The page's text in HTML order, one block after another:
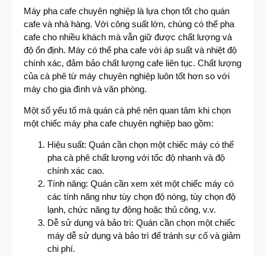
Máy pha cafe chuyên nghiệp là lựa chọn tốt cho quán
cafe và nhà hàng. Với công suất lớn, chúng có thể pha
cafe cho nhiều khách mà vẫn giữ được chất lượng và
độ ổn định. Máy có thể pha cafe với áp suất và nhiệt độ
chính xác, đảm bảo chất lượng cafe liên tục. Chất lượng
của cà phê từ máy chuyên nghiệp luôn tốt hơn so với
máy cho gia đình và văn phòng.
Một số yếu tố mà quán cà phê nên quan tâm khi chọn
một chiếc máy pha cafe chuyên nghiệp bao gồm:
Hiệu suất: Quán cần chọn một chiếc máy có thể
pha cà phê chất lượng với tốc độ nhanh và độ
chính xác cao.
Tính năng: Quán cần xem xét một chiếc máy có
các tính năng như tùy chọn độ nóng, tùy chọn độ
lạnh, chức năng tự động hoặc thủ công, v.v.
Dễ sử dụng và bảo trì: Quán cần chọn một chiếc
máy dễ sử dụng và bảo trì để tránh sự cố và giảm
chi phí.